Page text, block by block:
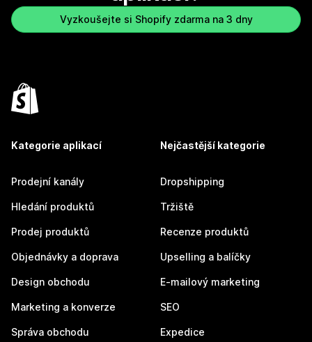
Vyzkoušejte si Shopify zdarma na 3 dny
Kategorie aplikací
Prodejní kanály
Hledání produktů
Prodej produktů
Objednávky a doprava
Design obchodu
Marketing a konverze
Správa obchodu
Nejčastější kategorie
Dropshipping
Tržiště
Recenze produktů
Upselling a balíčky
E-mailový marketing
SEO
Expedice